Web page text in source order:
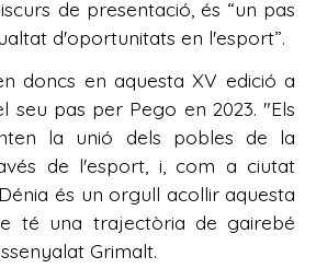
de presentació, és “un pas
d'oportunitats en l'esport”.
doncs en aquesta XV edició a
seu pas per Pego en 2023. "Els
la unió dels pobles de la
de l'esport, i, com a ciutat
és un orgull acollir aquesta
té una trajectòria de gairebé
Grimalt.